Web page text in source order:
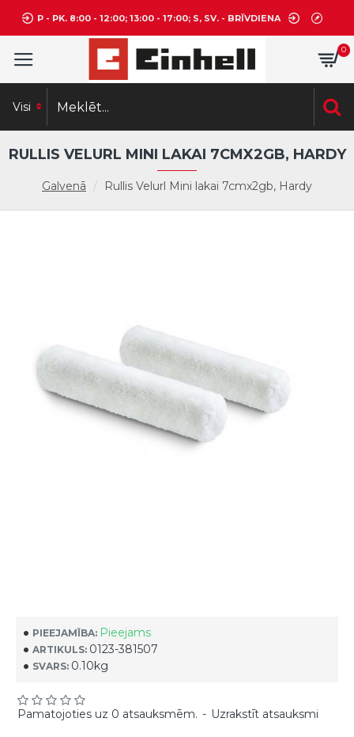
P - PK. 8:00 - 12:00; 13:00 - 17:00; S, SV. - BRĪVDIENA
0
Visi
Galvenā Rullis Velurl Mini lakai 7cmx2gb, Hardy
RULLIS VELURL MINI LAKAI 7CMX2GB, HARDY
PIEEJAMĪBA: Pieejams
ARTIKULS: 0123-381507
SVARS: 0.10kg
Pamatojoties uz 0 atsauksmēm. - Uzrakstīt atsauksmi